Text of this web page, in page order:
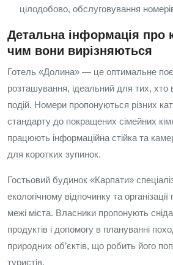
цілодобово, обслуговування
Детальна інформація про
чим вони вирізняються
Готель «Долина» — це оптимальне
розташування, ідеальний для тих, хто
подій. Номери пропонуються різних
стандарту до покращених сімейних
працюють інформаційна стійка та
для коротких зупинок.
Гостьовий будинок «Карпати»
екологічному відпочинку та
межі міста. Власники пропонують
продуктів і допомогу в плануванні
природних об’єктів, що робить його
туристів.